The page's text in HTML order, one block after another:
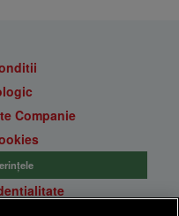
Companie